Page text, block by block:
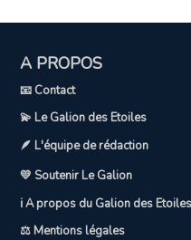
A PROPOS
📧 Contact
💫 Le Galion des Etoiles
🪶 L'équipe de rédaction
💛 Soutenir Le Galion
ℹ️ A propos du Galion des Etoiles
⚖️ Mentions légales